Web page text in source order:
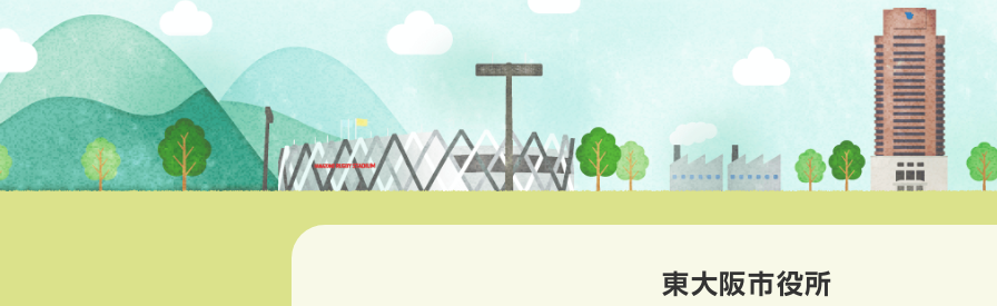
東大阪市役所